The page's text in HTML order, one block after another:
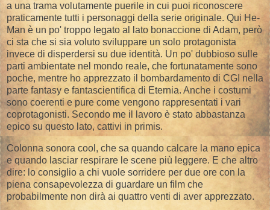
a una trama volutamente puerile in cui puoi riconoscere
praticamente tutti i personaggi della serie originale. Qui He-
Man è un po' troppo legato al lato bonaccione di Adam, però
ci sta che si sia voluto sviluppare un solo protagonista
invece di disperdersi su due identità. Un po' dubbioso sulle
parti ambientate nel mondo reale, che fortunatamente sono
poche, mentre ho apprezzato il bombardamento di CGI nella
parte fantasy e fantascientifica di Eternia. Anche i costumi
sono coerenti e pure come vengono rappresentati i vari
coprotagonisti. Secondo me il lavoro è stato abbastanza
epico su questo lato, cattivi in primis.
Colonna sonora cool, che sa quando calcare la mano epica
e quando lasciar respirare le scene più leggere. E che altro
dire: lo consiglio a chi vuole sorridere per due ore con la
piena consapevolezza di guardare un film che
probabilmente non dirà ai quattro venti di aver apprezzato.